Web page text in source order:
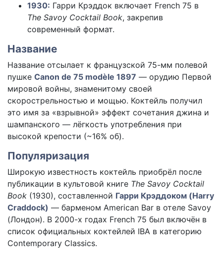
1930: Гарри Крэддок включает French 75 в
The Savoy Cocktail Book, закрепив
современный формат.
Название
Название отсылает к французской 75-мм полевой
пушке Canon de 75 modèle 1897 — орудию Первой
мировой войны, знаменитому своей
скорострельностью и мощью. Коктейль получил
это имя за «взрывной» эффект сочетания джина и
шампанского — лёгкость употребления при
высокой крепости (~16% об).
Популяризация
Широкую известность коктейль приобрёл после
публикации в культовой книге The Savoy Cocktail
Book (1930), составленной Гарри Крэддоком (Harry
Craddock) — барменом American Bar в отеле Savoy
(Лондон). В 2000-х годах French 75 был включён в
список официальных коктейлей IBA в категорию
Contemporary Classics.